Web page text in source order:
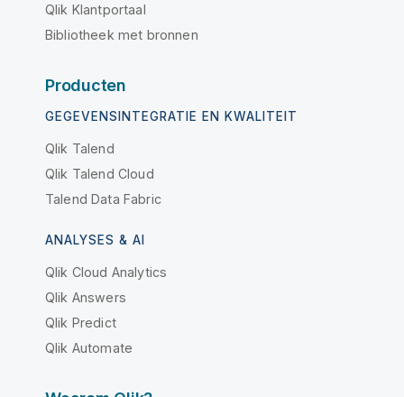
Qlik Klantportaal
Bibliotheek met bronnen
Producten
GEGEVENSINTEGRATIE EN KWALITEIT
Qlik Talend
Qlik Talend Cloud
Talend Data Fabric
ANALYSES & AI
Qlik Cloud Analytics
Qlik Answers
Qlik Predict
Qlik Automate